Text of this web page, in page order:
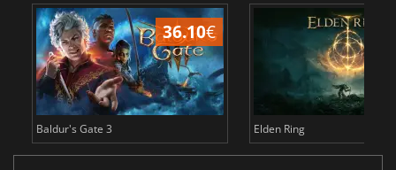
36.10€
Baldur's Gate 3 Elden Ring